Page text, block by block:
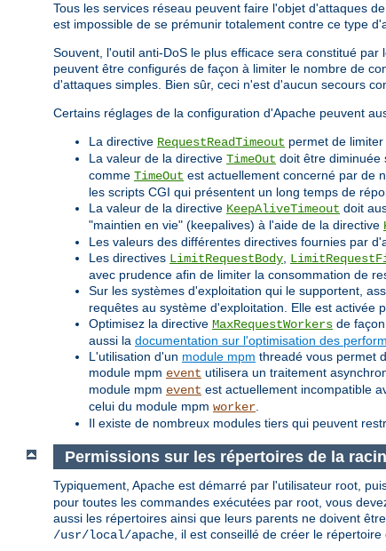
Tous les services réseau peuvent faire l'objet d'attaques
est impossible de se prémunir totalement contre ce type
Souvent, l'outil anti-DoS le plus efficace sera constitué
peuvent être configurés de façon à limiter le nombre de
d'attaques simples. Bien sûr, ceci n'est d'aucun secours
Certains réglages de la configuration d'Apache peuvent
La directive RequestReadTimeout permet de
La valeur de la directive TimeOut doit être diminuée
comme TimeOut est actuellement concerné par de
les scripts CGI qui présentent un long temps de
La valeur de la directive KeepAliveTimeout doit
"maintien en vie" (keepalives) à l'aide de la directive
Les valeurs des différentes directives fournies par
Les directives LimitRequestBody
avec prudence afin de limiter la consommation de
Sur les systèmes d'exploitation qui le supportent,
requêtes au système d'exploitation. Elle est activée
Optimisez la directive MaxRequestWorkers de
aussi la documentation sur l'optimisation des
L'utilisation d'un module mpm threadé vous permet
module mpm event utilisera un traitement
module mpm event est actuellement incompatible
celui du module mpm worker
Il existe de nombreux modules tiers qui peuvent
Permissions sur les répertoires de la
Typiquement, Apache est démarré par l'utilisateur root,
pour toutes les commandes exécutées par root, vous
aussi les répertoires ainsi que leurs parents ne doivent
/usr/local/apache, il est conseillé de créer le